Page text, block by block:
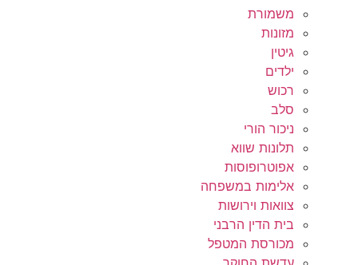
משמורת
מזונות
גיטין
ילדים
רכוש
סלב
ניכור הורי
תלונות שווא
אפוטרופוסות
אלימות במשפחה
צוואות וירושות
בית הדין הרבני
מכורסת המטפל